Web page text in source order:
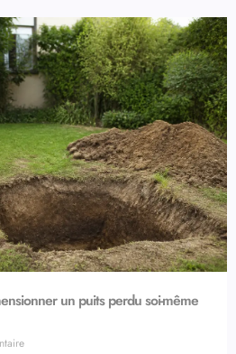
un puits perdu soi-même